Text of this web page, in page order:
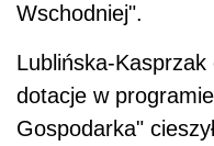
Wschodniej".
Lublińska-Kasprzak
dotacje w
Gospodarka"